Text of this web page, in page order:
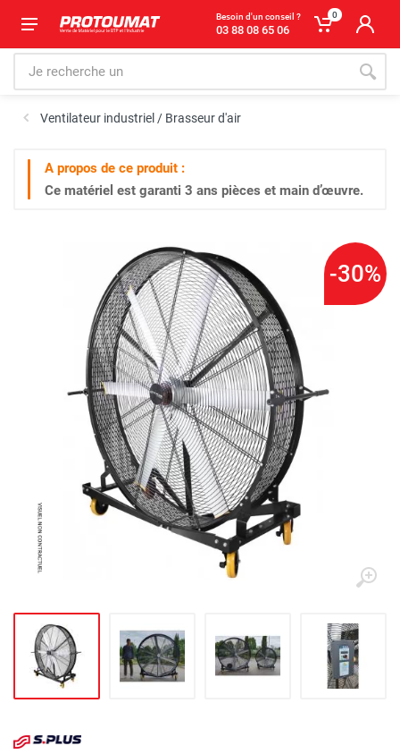
Besoin d'un conseil ?
03 88 08 65 06
0
Ventilateur industriel / Brasseur d'air
A propos de ce produit :
Ce matériel est garanti 3 ans pièces et main d’œuvre.
-30%